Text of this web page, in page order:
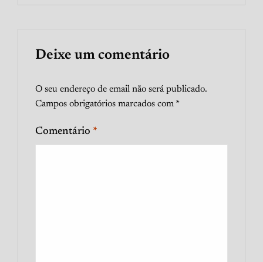
Deixe um comentário
O seu endereço de email não será publicado.
Campos obrigatórios marcados com *
Comentário *